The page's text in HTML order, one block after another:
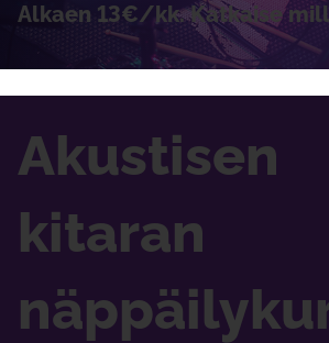
Alkaen 13€/kk. Katkaise
Akustisen
kitaran